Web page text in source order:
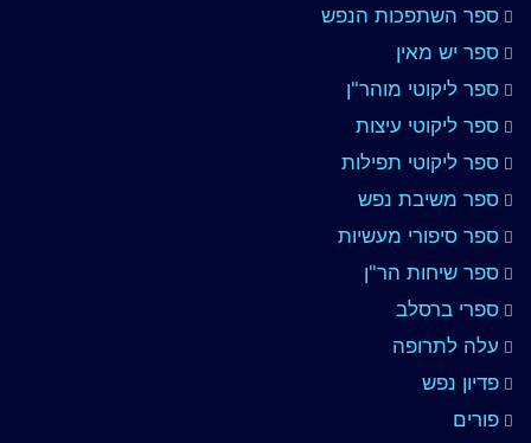
ספר השתפכות הנפש
ספר יש מאין
ספר ליקוטי מוהר"ן
ספר ליקוטי עיצות
ספר ליקוטי תפילות
ספר משיבת נפש
ספר סיפורי מעשיות
ספר שיחות הר"ן
ספרי ברסלב
עלה לתרופה
פדיון נפש
פורים